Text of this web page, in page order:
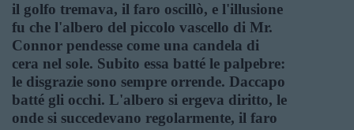
il golfo tremava, il faro oscillò, e l'illusione
fu che l'albero del piccolo vascello di Mr.
Connor pendesse come una candela di
cera nel sole. Subito essa batté le palpebre:
le disgrazie sono sempre orrende. Daccapo
batté gli occhi. L'albero si ergeva diritto, le
onde si succedevano regolarmente, il faro